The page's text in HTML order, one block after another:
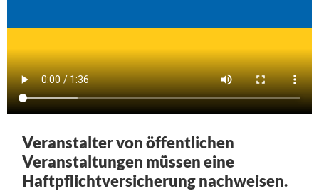
Veranstalter von öffentlichen
Veranstaltungen müssen eine
Haftpflichtversicherung nachweisen.